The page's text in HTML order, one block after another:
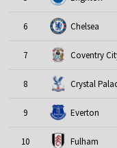
6 Chelsea
7 Coventry
8 Crystal
9 Everton
10 Fulham